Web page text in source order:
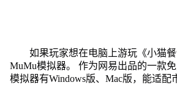
如果玩家想在电脑上游玩《小猫
MuMu模拟器。 作为网易出品的一款
模拟器有Windows版、Mac版，能适配